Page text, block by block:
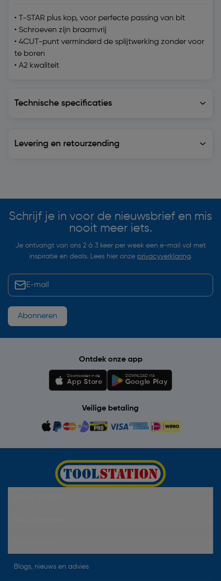
• T-STAR plus kop, voor perfecte passing van bit
• Schroeven zijn braamvrij
• 4CUT-punt verminderd de splijtwerking zonder voor
te boren
• A2 kwaliteit
Technische specificaties
Levering en retourzending
Schrijf je in voor de nieuwsbrief en mis
nooit meer iets.
Je ontvangt van ons 2 à 3 keer per week een e-mail vol met
inspiratie en deals. Lees hier onze privacyverklaring.
Abonneren
Ontdek onze app
Downloaden in de
App Store
DOWNLOAD VIA
Google Play
Veilige betaling
Blogs, nieuws en advies